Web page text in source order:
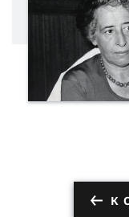
К